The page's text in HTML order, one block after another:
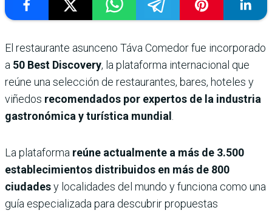
El restaurante asunceno Táva Comedor fue incorporado
a 50 Best Discovery, la plataforma internacional que
reúne una selección de restaurantes, bares, hoteles y
viñedos recomendados por expertos de la industria
gastronómica y turística mundial
La plataforma reúne actualmente a más de 3.500
establecimientos distribuidos en más de 800
ciudadesy localidades del mundo y funciona como una
guía especializada para descubrir propuestas